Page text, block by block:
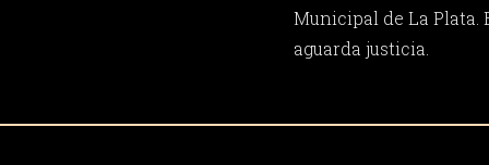
Municipal de La Plata.
aguarda justicia.